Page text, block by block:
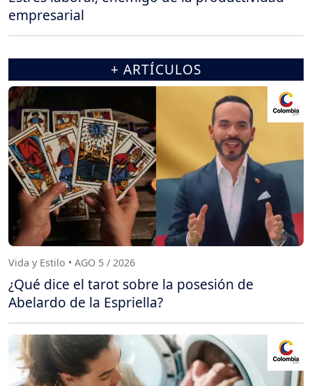
empresarial
+ ARTÍCULOS
Vida y Estilo • AGO 5 / 2026
¿Qué dice el tarot sobre la posesión de
Abelardo de la Espriella?